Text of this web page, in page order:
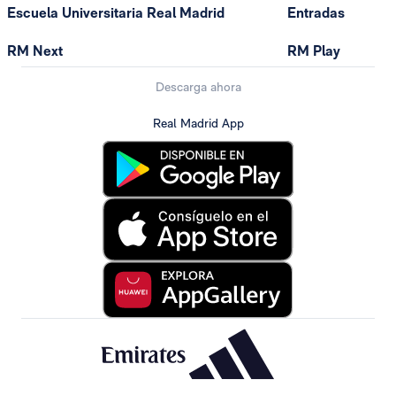
Escuela Universitaria Real Madrid
RM Next
Entradas
RM Play
Descarga ahora
Real Madrid App